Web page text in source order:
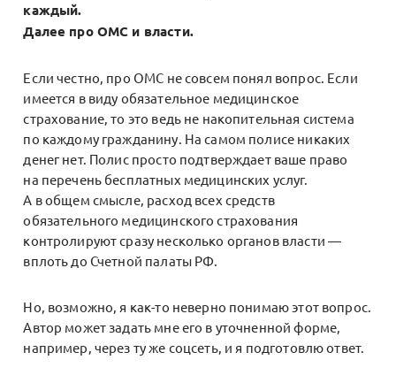
каждый.
Далее про ОМС и власти.
Если честно, про ОМС не совсем понял вопрос. Если
имеется в виду обязательное медицинское
страхование, то это ведь не накопительная система
по каждому гражданину. На самом полисе никаких
денег нет. Полис просто подтверждает ваше право
на перечень бесплатных медицинских услуг.
А в общем смысле, расход всех средств
обязательного медицинского страхования
контролируют сразу несколько органов власти —
вплоть до Счетной палаты РФ.
Но, возможно, я как-то неверно понимаю этот вопрос.
Автор может задать мне его в уточненной форме,
например, через ту же соцсеть, и я подготовлю ответ.